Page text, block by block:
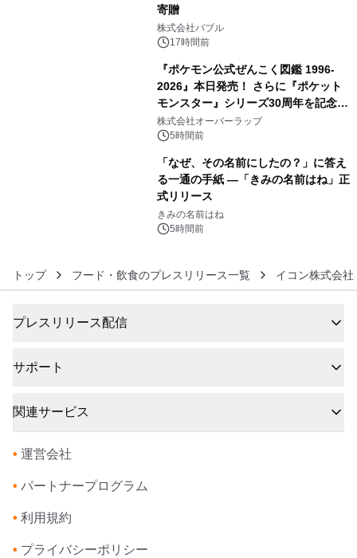
寄贈
株式会社バブル
17時間前
『ポケモン公式ぜんこく図鑑 1996-
2026』本日発売！ さらに『ポケット
モンスター』シリーズ30周年を記念し
た画集『ポケットモンスター ビジュア
ルアートブック』の発売決定！ 2026
株式会社オーバーラップ
5時間前
「なぜ、その名前にしたの？」に答え
る一通の手紙 ―「きみの名前はね」正
式リリース
きみの名前はね
5時間前
トップ フード・飲食のプレスリリース一覧 イコン株式会社
プレスリリース配信
サポート
関連サービス
• 運営会社
• パートナープログラム
• 利用規約
• プライバシーポリシー